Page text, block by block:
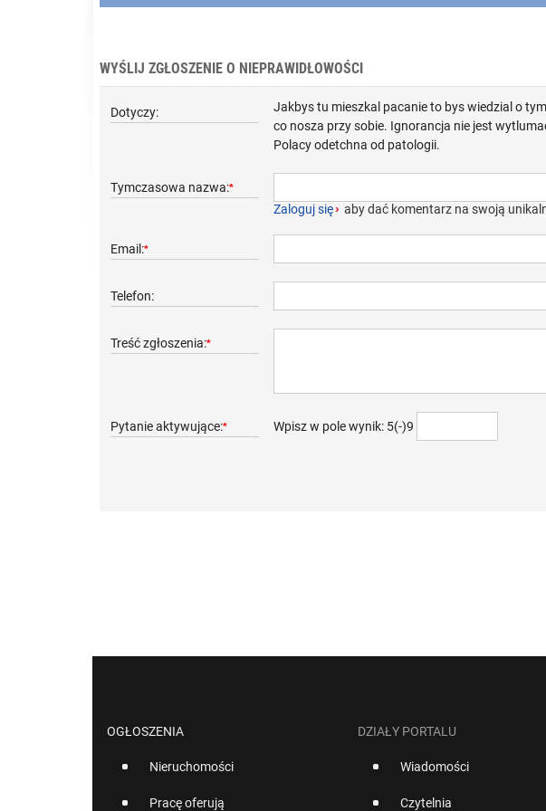
WYŚLIJ ZGŁOSZENIE O NIEPRAWIDŁOWOŚCI
Dotyczy:
Jakbys tu mieszkal pacanie to bys wiedzial o
co nosza przy sobie. Ignorancja nie jest
Polacy odetchna od patologii.
Tymczasowa nazwa:*
Zaloguj się› aby dać komentarz na swoją
Email:*
Telefon:
Treść zgłoszenia:*
Pytanie aktywujące:* Wpisz w pole wynik: 5(-)9
OGŁOSZENIA
Nieruchomości
Pracę oferują
DZIAŁY PORTALU
Wiadomości
Czytelnia